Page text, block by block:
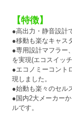
【特徴】
●高出力・静音設計
●移動も楽なキャス
●専用設計マフラー
を実現(エコスイッ
●エコノミーコント
現しました。
●始動も楽々のセル
●国内2大メーカー
ルです。